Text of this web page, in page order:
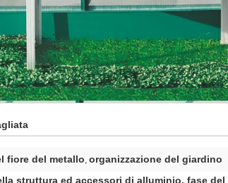
fiore del metallo, organizzazione del giardino
struttura ed accessori di alluminio, fase